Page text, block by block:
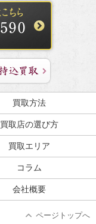
買取方法
買取店の選び方
買取エリア
コラム
会社概要
ページトップへ